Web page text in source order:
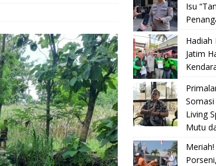
Isu
Hadiah
Jatim
Living
Mutu